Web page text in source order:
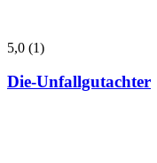
5,0 (1)
Die-Unfallgutachter